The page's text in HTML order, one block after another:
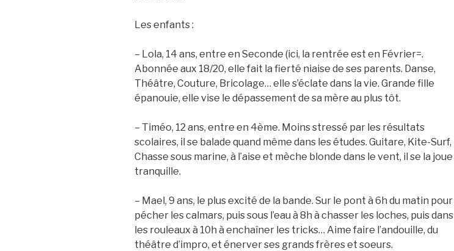
Les enfants :
– Lola, 14 ans, entre en Seconde (ici, la rentrée est en Février=.
Abonnée aux 18/20, elle fait la fierté niaise de ses parents. Danse,
Théâtre, Couture, Bricolage… elle s’éclate dans la vie. Grande fille
épanouie, elle vise le dépassement de sa mère au plus tôt.
– Timéo, 12 ans, entre en 4ème. Moins stressé par les résultats
scolaires, il se balade quand même dans les études. Guitare, Kite-Surf,
Chasse sous marine, à l’aise et mèche blonde dans le vent, il se la joue
tranquille.
– Mael, 9 ans, le plus excité de la bande. Sur le pont à 6h du matin pour
pécher les calmars, puis sous l’eau à 8h à chasser les loches, puis dans
les rouleaux à 10h à enchaîner les tricks… Aime faire l’andouille, du
théâtre d’impro, et énerver ses grands frères et soeurs.